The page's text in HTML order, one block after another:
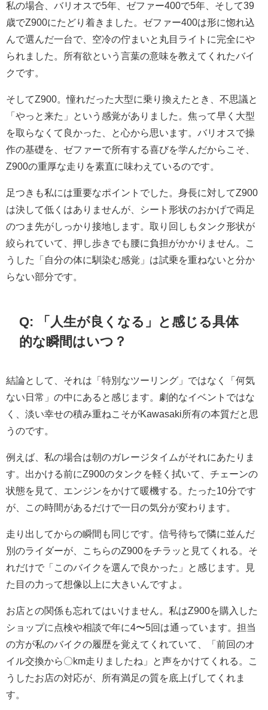
私の場合、バリオスで5年、ゼファー400で5年、そして39
歳でZ900にたどり着きました。ゼファー400は形に惚れ込
んで選んだ一台で、空冷の佇まいと丸目ライトに完全にや
られました。所有欲という言葉の意味を教えてくれたバイ
クです。
そしてZ900。憧れだった大型に乗り換えたとき、不思議と
「やっと来た」という感覚がありました。焦って早く大型
を取らなくて良かった、と心から思います。バリオスで操
作の基礎を、ゼファーで所有する喜びを学んだからこそ、
Z900の重厚な走りを素直に味わえているのです。
足つきも私には重要なポイントでした。身長に対してZ900
は決して低くはありませんが、シート形状のおかげで両足
のつま先がしっかり接地します。取り回しもタンク形状が
絞られていて、押し歩きでも腰に負担がかかりません。こ
うした「自分の体に馴染む感覚」は試乗を重ねないと分か
らない部分です。
Q: 「人生が良くなる」と感じる具体
的な瞬間はいつ？
結論として、それは「特別なツーリング」ではなく「何気
ない日常」の中にあると感じます。劇的なイベントではな
く、淡い幸せの積み重ねこそがKawasaki所有の本質だと思
うのです。
例えば、私の場合は朝のガレージタイムがそれにあたりま
す。出かける前にZ900のタンクを軽く拭いて、チェーンの
状態を見て、エンジンをかけて暖機する。たった10分です
が、この時間があるだけで一日の気分が変わります。
走り出してからの瞬間も同じです。信号待ちで隣に並んだ
別のライダーが、こちらのZ900をチラッと見てくれる。そ
れだけで「このバイクを選んで良かった」と感じます。見
た目の力って想像以上に大きいんですよ。
お店との関係も忘れてはいけません。私はZ900を購入した
ショップに点検や相談で年に4〜5回は通っています。担当
の方が私のバイクの履歴を覚えてくれていて、「前回のオ
イル交換から〇km走りましたね」と声をかけてくれる。こ
うしたお店の対応が、所有満足の質を底上げしてくれま
す。